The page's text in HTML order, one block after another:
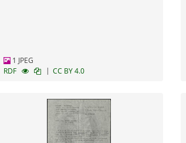
1 JPEG
RDF
| CC BY 4.0